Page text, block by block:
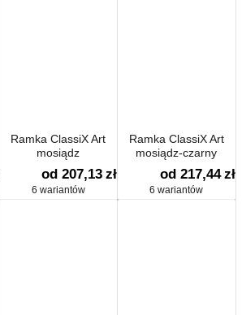
Ramka ClassiX Art
mosiądz
od 207,13 zł
6 wariantów
Ramka ClassiX Art
mosiądz-czarny
od 217,44 zł
6 wariantów